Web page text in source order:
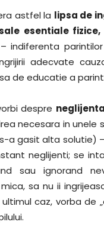
astfel la lipsa de
esentiale
– indiferenta
adecvate
de educatie a
despre
necesara in
a gasit alta solutie)
neglijenti; se
sau ignorand
sa nu ii
caz, vorba de